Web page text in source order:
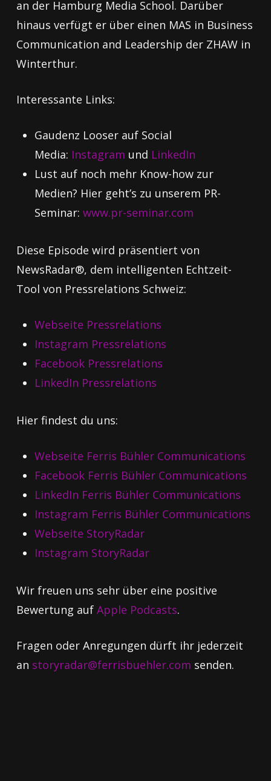
an der Hamburg Media School. Darüber
hinaus verfügt er über einen MAS in Business
Communication and Leadership der ZHAW in
Winterthur.
Interessante Links:
Gaudenz Looser auf Social
Media: Instagram und LinkedIn
Lust auf noch mehr Know-how zur
Medien? Hier geht’s zu unserem PR-
Seminar: www.pr-seminar.com
Diese Episode wird präsentiert von
NewsRadar®, dem intelligenten Echtzeit-
Tool von Pressrelations Schweiz:
Webseite Pressrelations
Instagram Pressrelations
Facebook Pressrelations
LinkedIn Pressrelations
Hier findest du uns:
Webseite Ferris Bühler Communications
Facebook Ferris Bühler Communications
LinkedIn Ferris Bühler Communications
Instagram Ferris Bühler Communications
Webseite StoryRadar
Instagram StoryRadar
Wir freuen uns sehr über eine positive
Bewertung auf Apple Podcasts.
Fragen oder Anregungen dürft ihr jederzeit
an storyradar@ferrisbuehler.com senden.